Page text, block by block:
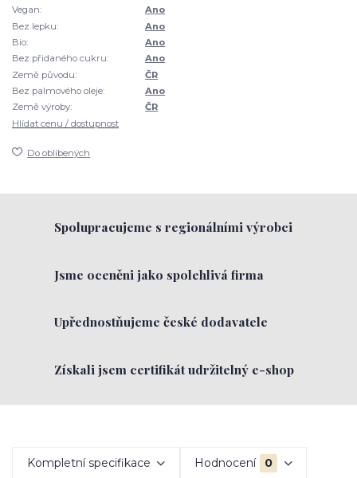
Vegan:
Ano
Bez lepku:
Ano
Bio:
Ano
Bez přidaného cukru:
Ano
Země původu:
ČR
Bez palmového oleje:
Ano
Země výroby:
ČR
Hlídat cenu / dostupnost
Do oblíbených
Spolupracujeme s regionálními výrobci
Jsme oceněni jako spolehlivá firma
Upřednostňujeme české dodavatele
Získali jsem certifikát udržitelný e-shop
Kompletní specifikace Hodnocení 0